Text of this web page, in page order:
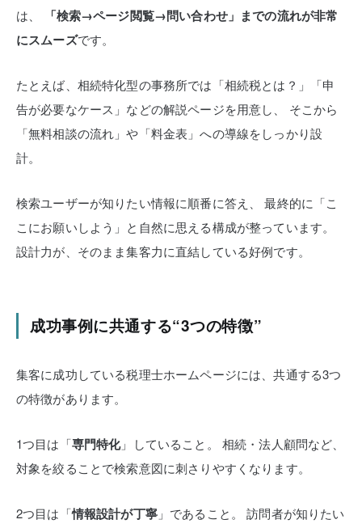
は、
「検索→ページ閲覧→問い合わせ」までの流れが非常
にスムーズです。
たとえば、相続特化型の事務所では「相続税とは？」「申
告が必要なケース」などの解説ページを用意し、
そこから
「無料相談の流れ」や「料金表」への導線をしっかり設
計。
検索ユーザーが知りたい情報に順番に答え、
最終的に「こ
こにお願いしよう」と自然に思える構成が整っています。
設計力が、そのまま集客力に直結している好例です。
成功事例に共通する“3つの特徴”
集客に成功している税理士ホームページには、共通する3つ
の特徴があります。
1つ目は「専門特化」していること。
相続・法人顧問など、
対象を絞ることで検索意図に刺さりやすくなります。
2つ目は「情報設計が丁寧」であること。
訪問者が知りたい